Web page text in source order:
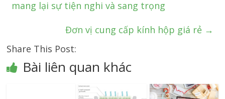
mang lại sự tiện nghi và sang trọng
Đơn vị cung cấp kính hộp giá rẻ →
Share This Post:
Bài liên quan khác